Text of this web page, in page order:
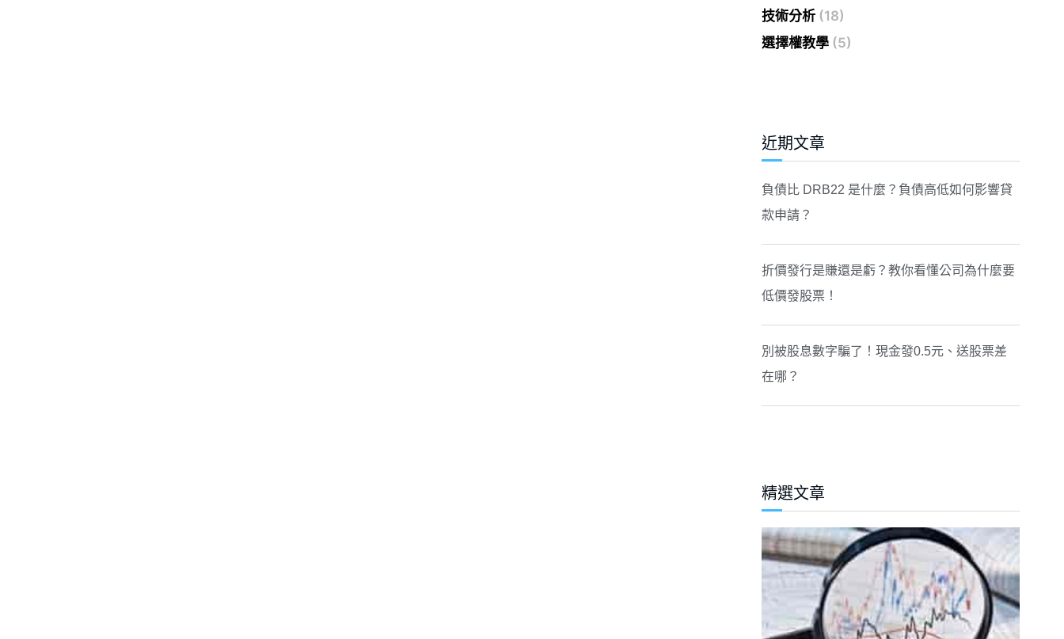
技術分析 (18)
選擇權教學 (5)
近期文章
負債比 DRB22 是什麼？負債高低如何影響貸
款申請？
折價發行是賺還是虧？教你看懂公司為什麼要
低價發股票！
別被股息數字騙了！現金發0.5元、送股票差
在哪？
精選文章